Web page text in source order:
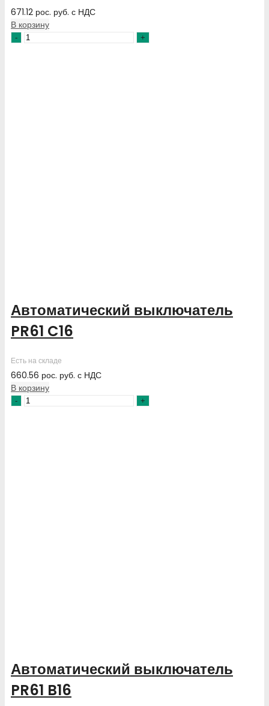
671.12 рос. руб. с НДС
В корзину
Автоматический выключатель
PR61 C16
Есть на складе
660.56 рос. руб. с НДС
В корзину
Автоматический выключатель
PR61 B16